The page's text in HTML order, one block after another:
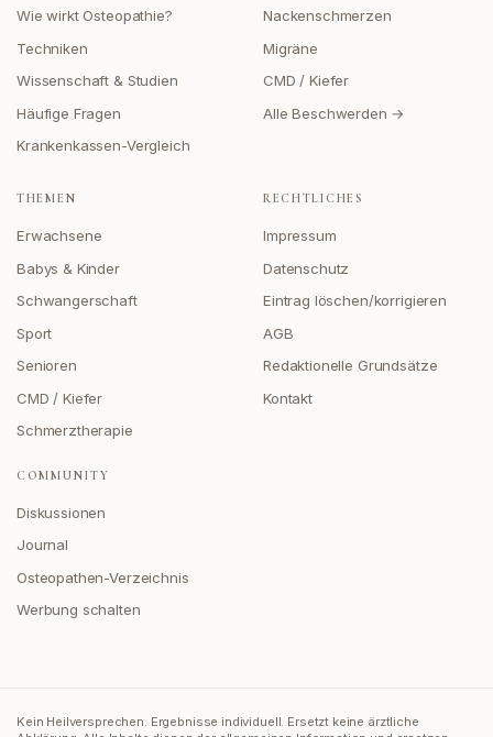
Wie wirkt Osteopathie?
Techniken
Wissenschaft & Studien
Häufige Fragen
Krankenkassen-Vergleich
Nackenschmerzen
Migräne
CMD / Kiefer
Alle Beschwerden →
THEMEN
Erwachsene
Babys & Kinder
Schwangerschaft
Sport
Senioren
CMD / Kiefer
Schmerztherapie
COMMUNITY
Diskussionen
Journal
Osteopathen-Verzeichnis
Werbung schalten
RECHTLICHES
Impressum
Datenschutz
Eintrag löschen/korrigieren
AGB
Redaktionelle Grundsätze
Kontakt
Kein Heilversprechen. Ergebnisse individuell. Ersetzt keine ärztliche